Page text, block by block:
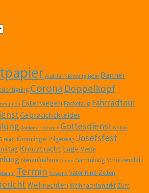
Auch für Nichtmitglieder Banner
Corona Doppelkopf
Esterwegen Fackelzug Fahrradtour
Gebrauchtkleider
Goldene Hochzeit Gottesdienst Grillen
HöB Hümmlinger Pilgerweg Josefsfest
Kreuztracht Lage Messe
Neuaufnahme Online SammlungSchützenplatz
Termin Torwand Vater-Kind-Zelten
Weihnachten Weihnachtsmarkt Zum